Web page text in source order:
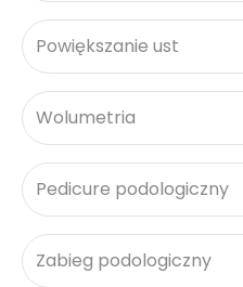
Powiększanie ust
Wolumetria
Pedicure podologiczny
Zabieg podologiczny